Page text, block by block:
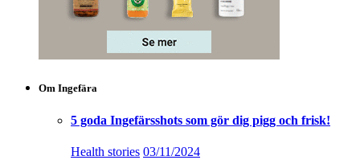
Om Ingefära
5 goda Ingefärsshots som gör dig pigg och frisk!
Health stories 03/11/2024